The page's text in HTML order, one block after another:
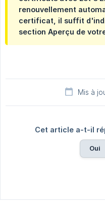
renouvellement
certificat, il suffit
section Aperçu de
Mis à
Cet article a-t-il
Oui